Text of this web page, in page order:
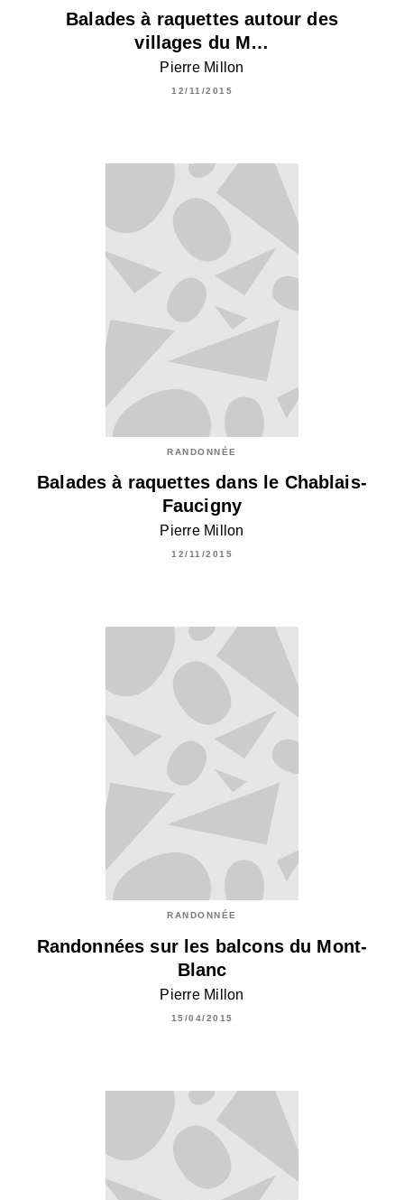
Balades à raquettes autour des
villages du M…
Pierre Millon
12/11/2015
RANDONNÉE
Balades à raquettes dans le Chablais-
Faucigny
Pierre Millon
12/11/2015
RANDONNÉE
Randonnées sur les balcons du Mont-
Blanc
Pierre Millon
15/04/2015